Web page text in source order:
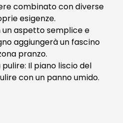
combinato con diverse
esigenze.
un aspetto semplice e
aggiungerà un fascino
pranzo.
Il piano liscio del
con un panno umido.